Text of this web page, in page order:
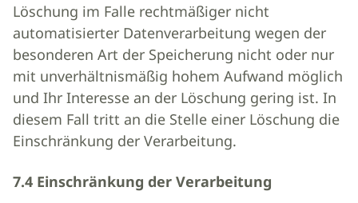
Löschung im Falle rechtmäßiger nicht
automatisierter Datenverarbeitung wegen der
besonderen Art der Speicherung nicht oder nur
mit unverhältnismäßig hohem Aufwand möglich
und Ihr Interesse an der Löschung gering ist. In
diesem Fall tritt an die Stelle einer Löschung die
Einschränkung der Verarbeitung.
7.4 Einschränkung der Verarbeitung